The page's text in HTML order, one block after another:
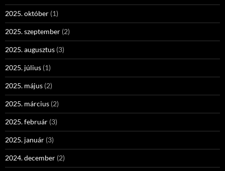
2025. október (1)
2025. szeptember (2)
2025. augusztus (3)
2025. július (1)
2025. május (2)
2025. március (2)
2025. február (3)
2025. január (3)
2024. december (2)